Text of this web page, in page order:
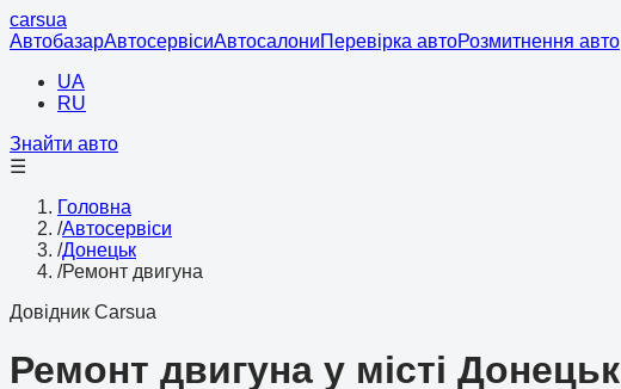
carsua
АвтобазарАвтосервісиАвтосалониПеревірка автоРозмитнення авто
UA
RU
Знайти авто
☰
Головна
/Автосервіси
/Донецьк
/Ремонт двигуна
Довідник Carsua
Ремонт двигуна у місті Донецьк